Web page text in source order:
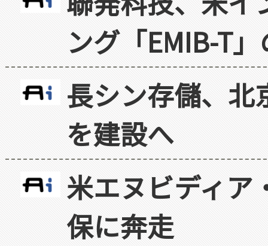
ング「EMIB-T
長シン存儲、北
を建設へ
米エヌビディア
保に奔走